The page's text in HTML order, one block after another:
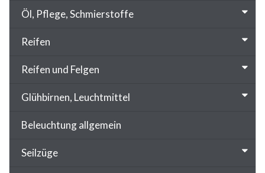
Öl, Pflege, Schmierstoffe
Reifen
Reifen und Felgen
Glühbirnen, Leuchtmittel
Beleuchtung allgemein
Seilzüge